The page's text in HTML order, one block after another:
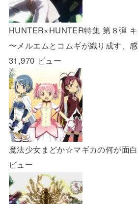
HUNTER×HUNTER特集 第８弾
〜メルエムとコムギが織り成す、
31,970 ビュー
魔法少女まどか☆マギカの何が面
ビュー